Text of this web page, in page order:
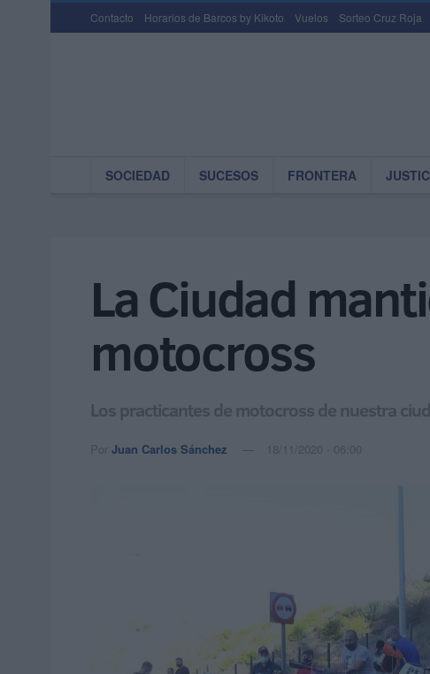
Contacto Horarios de Barcos by Kikoto Vuelos Sorteo Cruz Roja
SOCIEDAD SUCESOS FRONTERA
La Ciudad
motocross
Los practicantes de motocross de nuestra
Por Juan Carlos Sánchez 18/11/2020 - 06:00